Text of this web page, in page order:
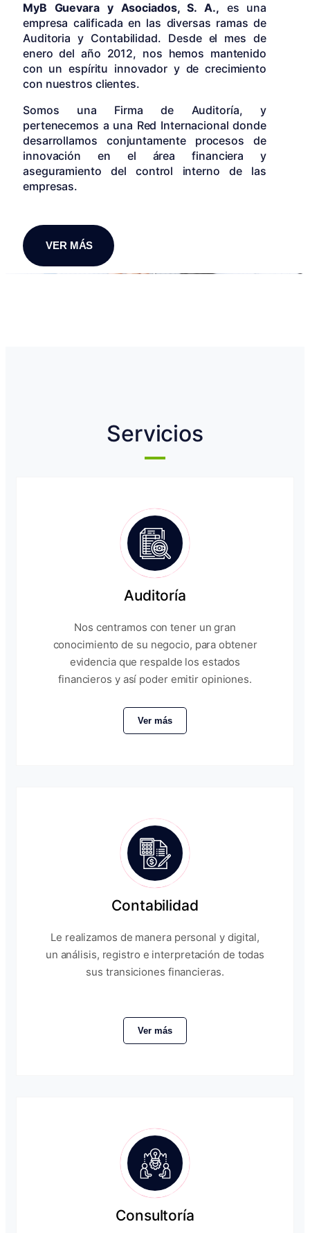
MyB Guevara y Asociados, S. A., es una
empresa calificada en las diversas ramas de
Auditoria y Contabilidad. Desde el mes de
enero del año 2012, nos hemos mantenido
con un espíritu innovador y de crecimiento
con nuestros clientes.
Somos una Firma de Auditoría, y
pertenecemos a una Red Internacional donde
desarrollamos conjuntamente procesos de
innovación en el área financiera y
aseguramiento del control interno de las
empresas.
VER MÁS
Servicios
Auditoría
Nos centramos con tener un gran
conocimiento de su negocio, para obtener
evidencia que respalde los estados
financieros y así poder emitir opiniones.
Ver más
Contabilidad
Le realizamos de manera personal y digital,
un análisis, registro e interpretación de todas
sus transiciones financieras.
Ver más
Consultoría